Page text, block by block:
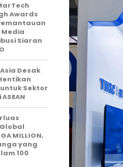
Awards
Siaran
Desak
Sektor
MILLION,
yang
100